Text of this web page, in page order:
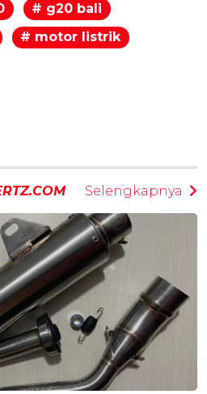
# g20 bali
# motor listrik
Selengkapnya